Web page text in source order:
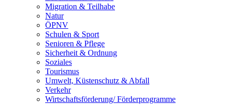
Migration & Teilhabe
Natur
ÖPNV
Schulen & Sport
Senioren & Pflege
Sicherheit & Ordnung
Soziales
Tourismus
Umwelt, Küstenschutz & Abfall
Verkehr
Wirtschaftsförderung/ Förderprogramme